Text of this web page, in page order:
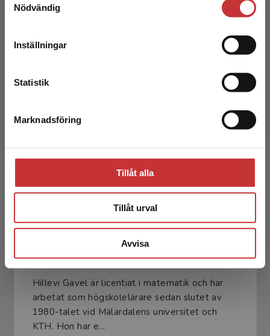
Nödvändig
Inställningar
Statistik
Marknadsföring
Tillåt alla
Tillåt urval
Avvisa
att kunna slutföra ett köp måste
matematikdidaktik vid Mälardalens universitet,
Hillevi Gavel
Hillevi Gavel är licentiat i matematik och har
arbetat som högskolelärare sedan slutet av
1980-talet vid Mälardalens universitet och
KTH. Hon har e...